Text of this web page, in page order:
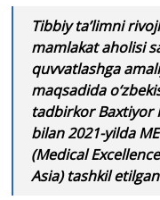
Tibbiy ta’limni
mamlakat aholisi
quvvatlashga
maqsadida
tadbirkor Baxtiyor
bilan 2021-yilda
(Medical
Asia) tashkil